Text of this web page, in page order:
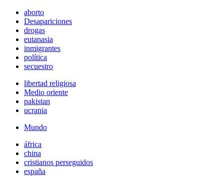
aborto
Desapariciones
drogas
eutanasia
inmigrantes
política
secuestro
libertad religiosa
Medio oriente
pakistan
ucrania
Mundo
áfrica
china
cristianos perseguidos
españa